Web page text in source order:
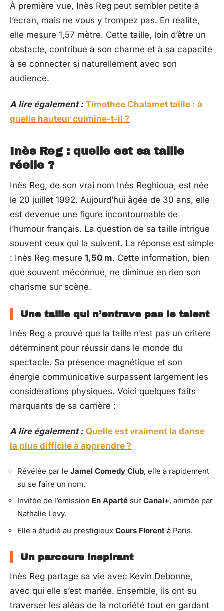
À première vue, Inès Reg peut sembler petite à
l’écran, mais ne vous y trompez pas. En réalité,
elle mesure 1,57 mètre. Cette taille, loin d’être un
obstacle, contribue à son charme et à sa capacité
à se connecter si naturellement avec son
audience.
A lire également : Timothée Chalamet taille : à
quelle hauteur culmine-t-il ?
Inès Reg : quelle est sa taille
réelle ?
Inès Reg, de son vrai nom Inès Reghioua, est née
le 20 juillet 1992. Aujourd’hui âgée de 30 ans, elle
est devenue une figure incontournable de
l’humour français. La question de sa taille intrigue
souvent ceux qui la suivent. La réponse est simple
: Inès Reg mesure 1,50 m. Cette information, bien
que souvent méconnue, ne diminue en rien son
charisme sur scène.
Une taille qui n’entrave pas le talent
Inès Reg a prouvé que la taille n’est pas un critère
déterminant pour réussir dans le monde du
spectacle. Sa présence magnétique et son
énergie communicative surpassent largement les
considérations physiques. Voici quelques faits
marquants de sa carrière :
A lire également : Quelle est vraiment la danse
la plus difficile à apprendre ?
Révélée par le Jamel Comedy Club, elle a rapidement
su se faire un nom.
Invitée de l’émission En Aparté sur Canal+, animée par
Nathalie Levy.
Elle a étudié au prestigieux Cours Florent à Paris.
Un parcours inspirant
Inès Reg partage sa vie avec Kevin Debonne,
avec qui elle s’est mariée. Ensemble, ils ont su
traverser les aléas de la notoriété tout en gardant